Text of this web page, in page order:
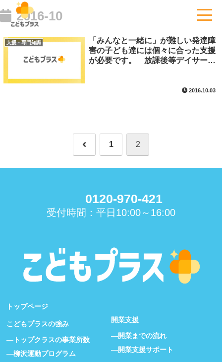
2016-10
支援・専門知識
「みんなと一緒に」が難しい発達障
害の子ども達には個々に合った支援
が必要です。 放課後等デイサービ
2016.10.03
前 1 2
0120-970-421
受付時間：平日10:00～16:00
トップページ
こどもプラスの強み
トップクラスの事業所数
柳沢運動プログラム
開業支援
開業までの流れ
開業支援サポート